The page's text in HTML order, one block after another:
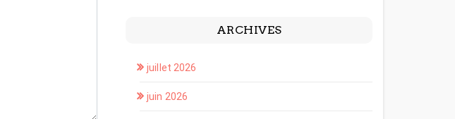
ARCHIVES
juillet 2026
juin 2026